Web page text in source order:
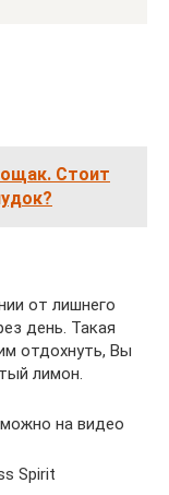
Стоит
от лишнего
день. Такая
отдохнуть, Вы
лимон.
на видео
Spirit